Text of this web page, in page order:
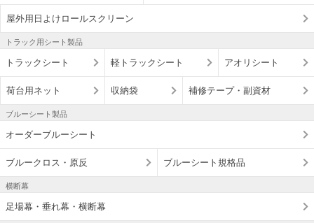
屋外用日よけロールスクリーン
トラック用シート製品
トラックシート 軽トラックシート アオリシート
荷台用ネット 収納袋 補修テープ・副資材
ブルーシート製品
オーダーブルーシート
ブルークロス・原反 ブルーシート規格品
横断幕
足場幕・垂れ幕・横断幕